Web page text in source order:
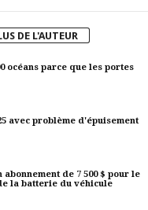
DE L'AUTEUR
océans parce que les portes
avec problème d'épuisement
de 7 500 $ pour le
la batterie du véhicule